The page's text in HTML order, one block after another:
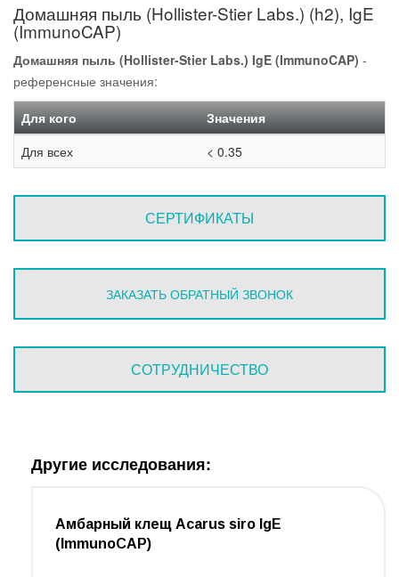
Домашняя пыль (Hollister-Stier Labs.) (h2), IgE
(ImmunoCAP)
Домашняя пыль (Hollister-Stier Labs.) IgE (ImmunoCAP) -
референсные значения:
Для кого
Значения
Для всех
< 0.35
СЕРТИФИКАТЫ
ЗАКАЗАТЬ ОБРАТНЫЙ ЗВОНОК
СОТРУДНИЧЕСТВО
Другие исследования:
Амбарный клещ Acarus siro IgE
(ImmunoCAP)